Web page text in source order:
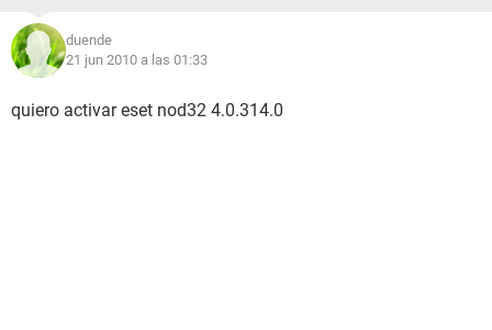
duende
21 jun 2010 a las 01:33
quiero activar eset nod32 4.0.314.0